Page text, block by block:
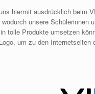
hiermit ausdrücklich beim
unsere Schülerinnen
tolle Produkte umsetzen
um zu den Internetseiten